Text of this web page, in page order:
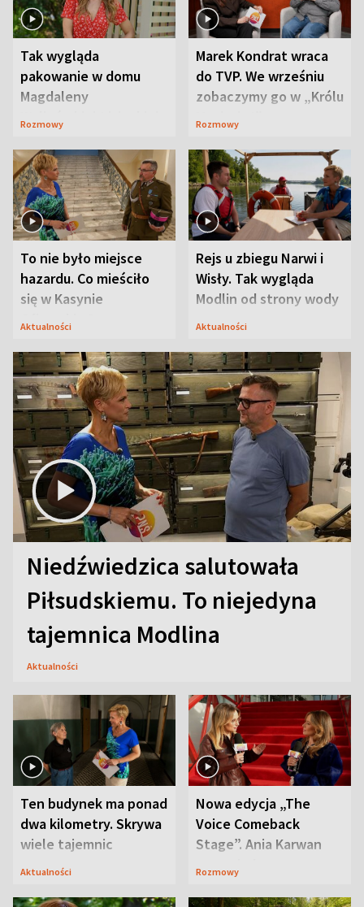
Tak wygląda
pakowanie w domu
Magdaleny
Waligórskiej-Lisieckiej.
Rozmowy
Marek Kondrat wraca
do TVP. We wrześniu
zobaczymy go w „Królu
Maciusiu I”
Rozmowy
To nie było miejsce
hazardu. Co mieściło
się w Kasynie
Oficerskim?
Aktualności
Rejs u zbiegu Narwi i
Wisły. Tak wygląda
Modlin od strony wody
Aktualności
Niedźwiedzica salutowała
Piłsudskiemu. To niejedyna
tajemnica Modlina
Aktualności
Ten budynek ma ponad
dwa kilometry. Skrywa
wiele tajemnic
Aktualności
Nowa edycja „The
Voice Comeback
Stage”. Ania Karwan
zapowiada
Rozmowy